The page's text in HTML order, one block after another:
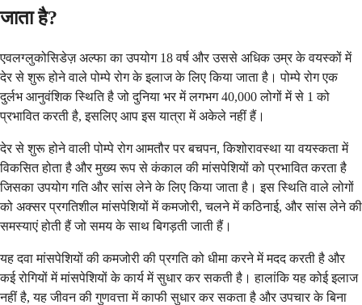
जाता है?
एवलग्लुकोसिडेज़ अल्फा का उपयोग 18 वर्ष और उससे अधिक उम्र के वयस्कों में
देर से शुरू होने वाले पोम्पे रोग के इलाज के लिए किया जाता है। पोम्पे रोग एक
दुर्लभ आनुवंशिक स्थिति है जो दुनिया भर में लगभग 40,000 लोगों में से 1 को
प्रभावित करती है, इसलिए आप इस यात्रा में अकेले नहीं हैं।
देर से शुरू होने वाली पोम्पे रोग आमतौर पर बचपन, किशोरावस्था या वयस्कता में
विकसित होता है और मुख्य रूप से कंकाल की मांसपेशियों को प्रभावित करता है
जिसका उपयोग गति और सांस लेने के लिए किया जाता है। इस स्थिति वाले लोगों
को अक्सर प्रगतिशील मांसपेशियों में कमजोरी, चलने में कठिनाई, और सांस लेने की
समस्याएं होती हैं जो समय के साथ बिगड़ती जाती हैं।
यह दवा मांसपेशियों की कमजोरी की प्रगति को धीमा करने में मदद करती है और
कई रोगियों में मांसपेशियों के कार्य में सुधार कर सकती है। हालांकि यह कोई इलाज
नहीं है, यह जीवन की गुणवत्ता में काफी सुधार कर सकता है और उपचार के बिना